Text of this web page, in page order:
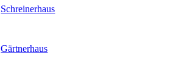
Schreinerhaus
Gärtnerhaus